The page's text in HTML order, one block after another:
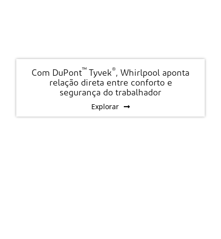
Com DuPont™ Tyvek®, Whirlpool aponta
relação direta entre conforto e
segurança do trabalhador
Explorar